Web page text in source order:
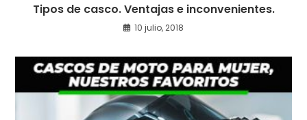
Tipos de casco. Ventajas e inconvenientes.
10 julio, 2018